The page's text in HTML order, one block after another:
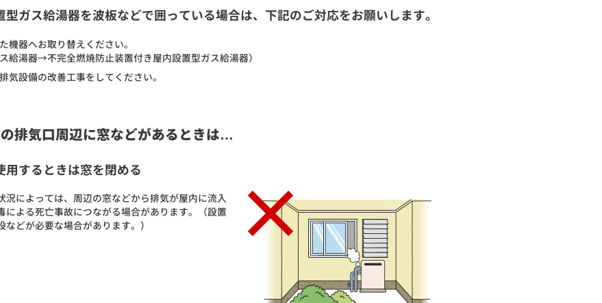
ガス給湯器を波板などで囲っている場合は、下記のご対応をお願いします。
機器へお取り替えください。
ス給湯器→不完全燃焼防止装置付き屋内設置型ガス給湯器）
気設備の改善工事をしてください。
排気口周辺に窓などがあるときは…
用するときは窓を閉める
況によっては、周辺の窓などから排気が屋内に流入
による死亡事故につながる場合があります。（設置
どが必要な場合があります。）